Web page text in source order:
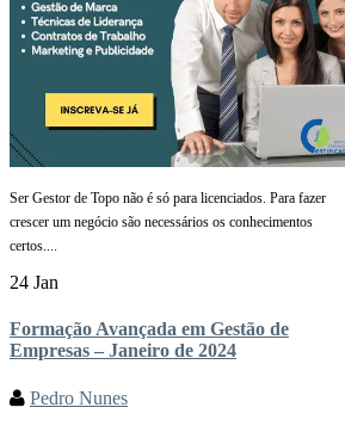
Ser Gestor de Topo não é só para licenciados. Para fazer
crescer um negócio são necessários os conhecimentos
certos....
24 Jan
Formação Avançada em Gestão de
Empresas – Janeiro de 2024
Pedro Nunes